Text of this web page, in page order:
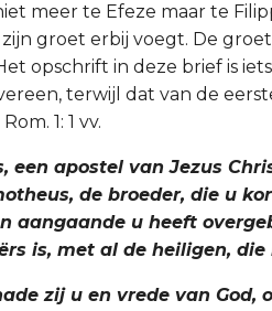
meer te Efeze maar te
zijn groet erbij voegt. De
opschrift in deze brief is
terwijl dat van de
1: 1 vv.
een apostel van Jezus
de broeder, die u
aangaande u heeft
is, met al de heiligen, die
zij u en vrede van God,